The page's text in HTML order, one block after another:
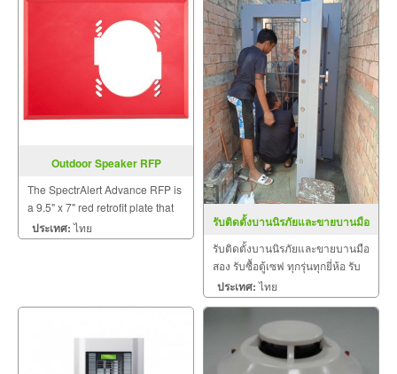
Outdoor Speaker RFP
The SpectrAlert Advance RFP is
a 9.5" x 7" red retrofit plate that
covers the footprint of the legacy
SpectrAlert wall-mount speaker
ประเทศ:ไทย
รับติดตั้งบานนิรภัยและขายบานมือ
รับติดตั้งบานนิรภัยและขายบานมือ
สอง รับซื้อตู้เซฟ ทุกรุ่นทุกยี่ห้อ รับ
ประมูลตู้เซฟหน่วยงานต่าง ๆ และ
เฟอร์นิเจอร์ทุกชนิด
ประเทศ:ไทย